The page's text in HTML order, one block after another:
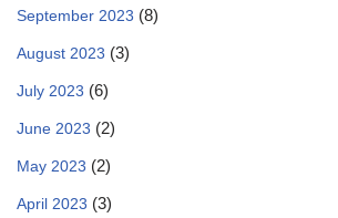
September 2023 (8)
August 2023 (3)
July 2023 (6)
June 2023 (2)
May 2023 (2)
April 2023 (3)